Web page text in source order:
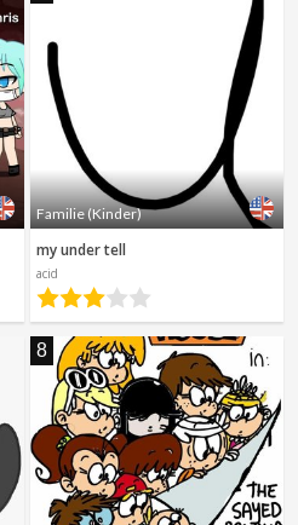
Familie (Kinder)
my under tell
acid
8